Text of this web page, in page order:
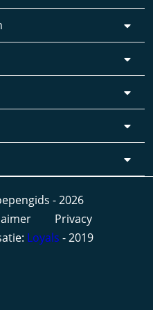
- 2026
Privacy
Loyals - 2019